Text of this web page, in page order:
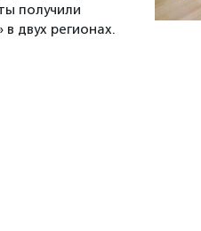
получили
двух регионах.